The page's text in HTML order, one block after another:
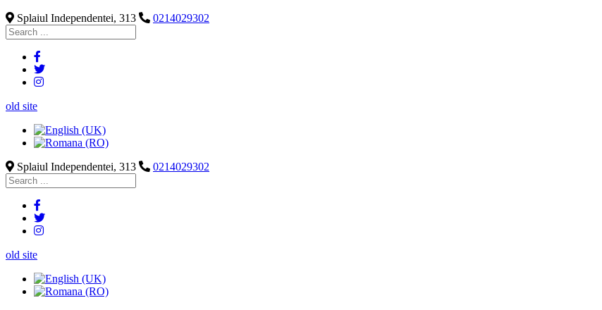
Splaiul Independentei, 313
0214029302
old site
Splaiul Independentei, 313 0214029302
old site